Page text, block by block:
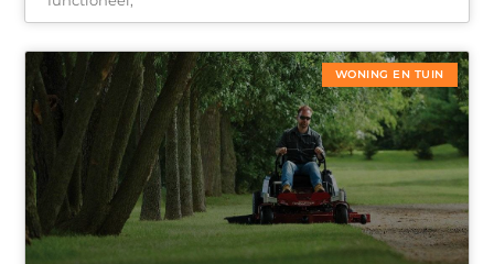
WONING EN TUIN